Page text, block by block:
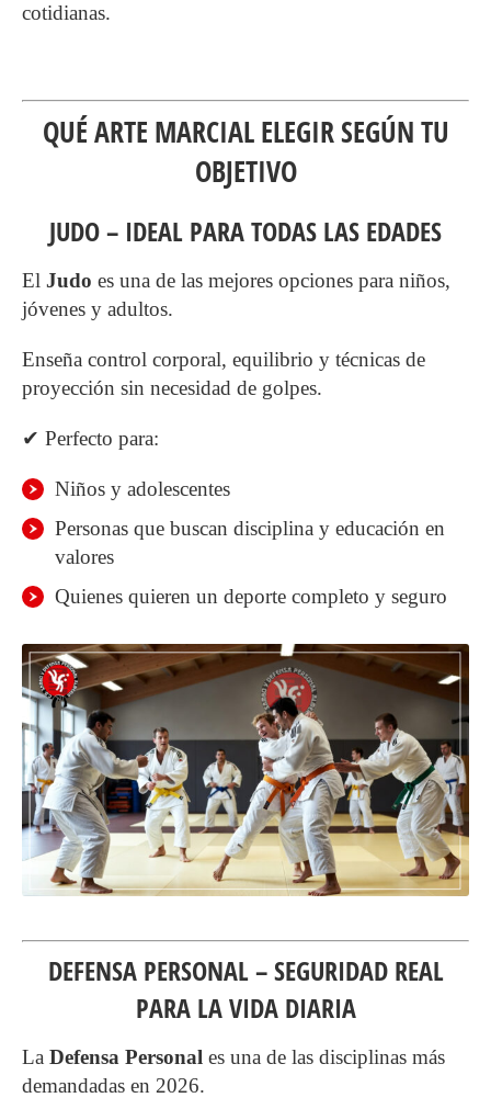
cotidianas.
QUÉ ARTE MARCIAL ELEGIR SEGÚN TU
OBJETIVO
JUDO – IDEAL PARA TODAS LAS EDADES
El Judo es una de las mejores opciones para niños,
jóvenes y adultos.
Enseña control corporal, equilibrio y técnicas de
proyección sin necesidad de golpes.
✔ Perfecto para:
Niños y adolescentes
Personas que buscan disciplina y educación en
valores
Quienes quieren un deporte completo y seguro
DEFENSA PERSONAL – SEGURIDAD REAL
PARA LA VIDA DIARIA
La Defensa Personal es una de las disciplinas más
demandadas en 2026.